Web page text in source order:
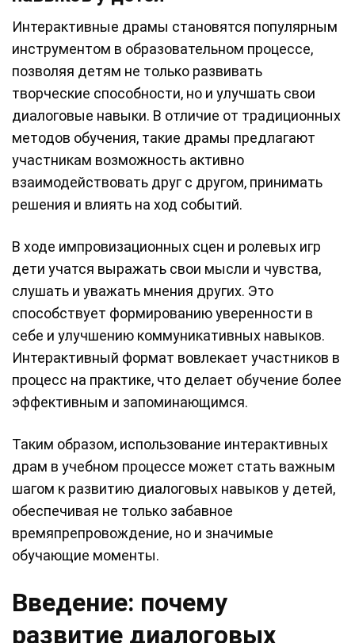
Интерактивные драмы становятся популярным
инструментом в образовательном процессе,
позволяя детям не только развивать
творческие способности, но и улучшать свои
диалоговые навыки. В отличие от традиционных
методов обучения, такие драмы предлагают
участникам возможность активно
взаимодействовать друг с другом, принимать
решения и влиять на ход событий.
В ходе импровизационных сцен и ролевых игр
дети учатся выражать свои мысли и чувства,
слушать и уважать мнения других. Это
способствует формированию уверенности в
себе и улучшению коммуникативных навыков.
Интерактивный формат вовлекает участников в
процесс на практике, что делает обучение более
эффективным и запоминающимся.
Таким образом, использование интерактивных
драм в учебном процессе может стать важным
шагом к развитию диалоговых навыков у детей,
обеспечивая не только забавное
времяпрепровождение, но и значимые
обучающие моменты.
Введение: почему
развитие диалоговых